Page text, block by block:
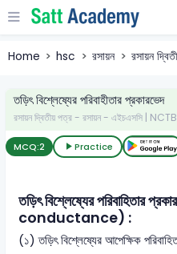
Home hsc রসায়ন রসায়ন
তড়িৎ বিশ্লেষ্যের পরিবাহীতার প্রকারভেদ
রসায়ন দ্বিতীয় পত্র - রসায়ন - এইচএসসি |
MCQ:2 Practice
তড়িৎ বিশ্লেষ্যের
conductance) :
(১) তড়িৎ বিশ্লেষ্যের আপেক্ষিক